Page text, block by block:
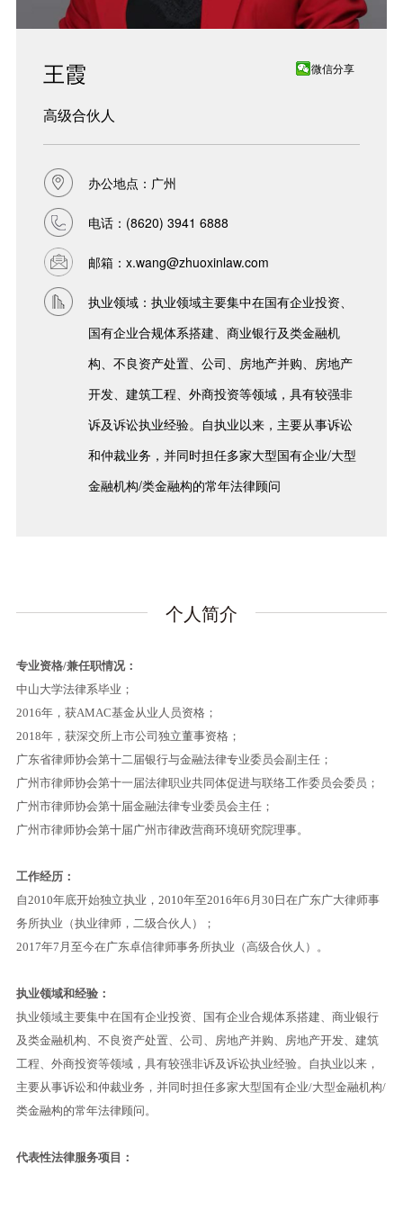
王霞 微信分享
高级合伙人
办公地点：广州
电话： (8620) 3941 6888
邮箱： x.wang@zhuoxinlaw.com
执业领域：执业领域主要集中在国有企业投资、
国有企业合规体系搭建、商业银行及类金融机
构、不良资产处置、公司、房地产并购、房地产
开发、建筑工程、外商投资等领域，具有较强非
诉及诉讼执业经验。自执业以来，主要从事诉讼
和仲裁业务，并同时担任多家大型国有企业/大型
金融机构/类金融构的常年法律顾问
个人简介
专业资格/兼任职情况：
中山大学法律系毕业；
2016年，获AMAC基金从业人员资格；
2018年，获深交所上市公司独立董事资格；
广东省律师协会第十二届银行与金融法律专业委员会副主任；
广州市律师协会第十一届法律职业共同体促进与联络工作委员会委员；
广州市律师协会第十届金融法律专业委员会主任；
广州市律师协会第十届广州市律政营商环境研究院理事。
工作经历：
自2010年底开始独立执业， 2010年至2016年6 月 30 日在广东广大律师事
务所执业（执业律师，二级合伙人）；
2017年7 月至今在广东卓信律师事务所执业（高级合伙人）。
执业领域和经验：
执业领域主要集中在国有企业投资、国有企业合规体系搭建、商业银行
及类金融机构、不良资产处置、公司 、 房地产并购、房地产开发、建筑
工程、外商投资等领域，具有较强非诉及诉讼执业经验。自执业以来，
主要从事诉讼和仲裁业务，并同时担任多家大型国有企业/大型金融机构/
类金融构的常年法律顾问。
代表性法律服务项目：